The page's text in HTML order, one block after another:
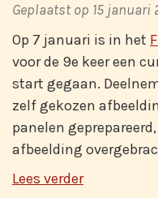
Geplaatst op 15 januari
Op 7 januari is in het
voor de 9e keer een
start gegaan.
zelf gekozen
panelen
afbeelding
Lees verder